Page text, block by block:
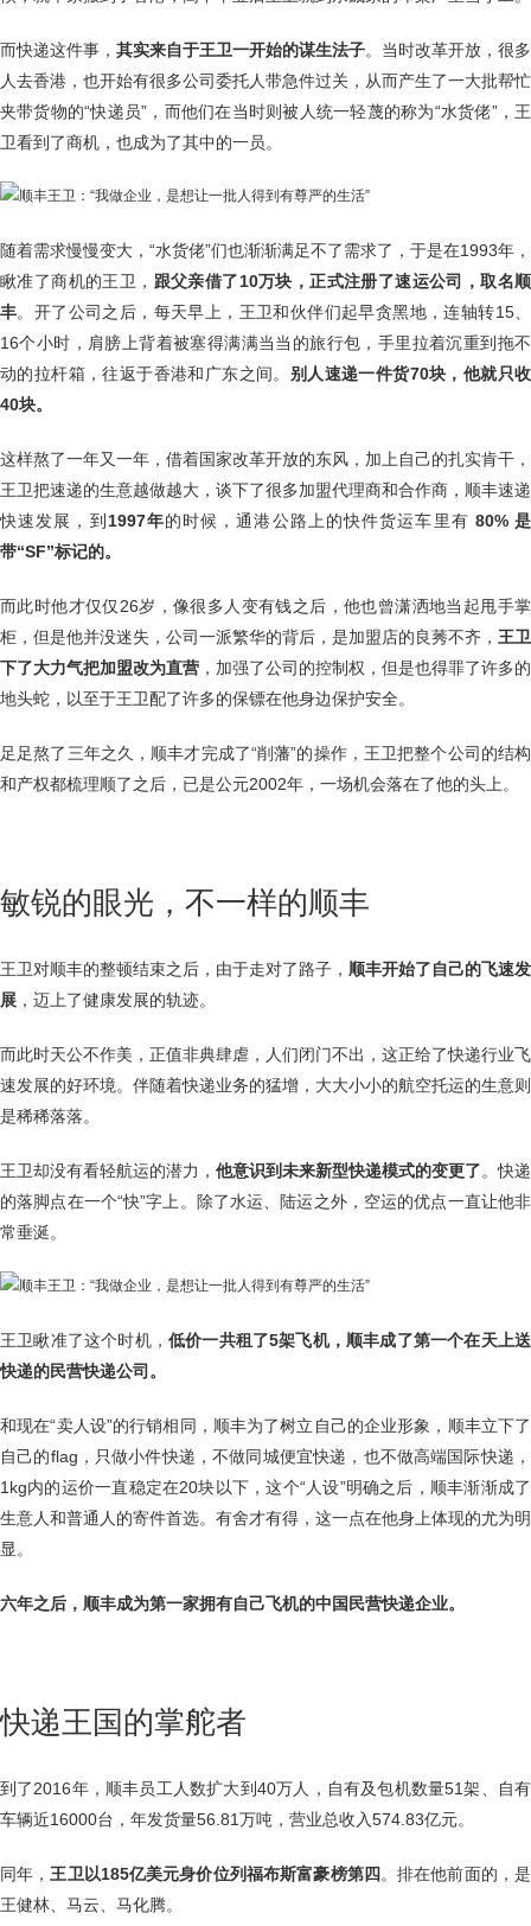
而快递这件事， 其实来自于王卫一开始的谋生法子。当时改革开放，很多
人去香港，也开始有很多公司委托人带急件过关，从而产生了一大批帮忙
夹带货物的“快递员”，而他们在当时则被人统一轻蔑的称为“水货佬”，王
卫看到了商机，也成为了其中的一员。
随着需求慢慢变大，“水货佬”们也渐渐满足不了需求了，于是在1993年，
瞅准了商机的王卫， 跟父亲借了10万块，正式注册了速运公司，取名顺
丰。开了公司之后，每天早上，王卫和伙伴们起早贪黑地，连轴转15、
16个小时，肩膀上背着被塞得满满当当的旅行包，手里拉着沉重到拖不
动的拉杆箱，往返于香港和广东之间。 别人速递一件货70块，他就只收
40块。
这样熬了一年又一年，借着国家改革开放的东风，加上自己的扎实肯干，
王卫把速递的生意越做越大，谈下了很多加盟代理商和合作商，顺丰速递
快速发展，到 1997年的时候，通港公路上的快件货运车里有 80% 是
带“SF”标记的。
而此时他才仅仅26岁，像很多人变有钱之后，他也曾潇洒地当起甩手掌
柜，但是他并没迷失，公司一派繁华的背后，是加盟店的良莠不齐， 王卫
下了大力气把加盟改为直营 ，加强了公司的控制权，但是也得罪了许多的
地头蛇，以至于王卫配了许多的保镖在他身边保护安全。
足足熬了三年之久，顺丰才完成了“削藩”的操作，王卫把整个公司的结构
和产权都梳理顺了之后，已是公元2002年，一场机会落在了他的头上。
敏锐的眼光，不一样的顺丰
王卫对顺丰的整顿结束之后，由于走对了路子， 顺丰开始了自己的飞速发
展 ，迈上了健康发展的轨迹。
而此时天公不作美，正值非典肆虐，人们闭门不出，这正给了快递行业飞
速发展的好环境。伴随着快递业务的猛增，大大小小的航空托运的生意则
是稀稀落落。
王卫却没有看轻航运的潜力， 他意识到未来新型快递模式的变更了。快递
的落脚点在一个“快”字上。除了水运、陆运之外，空运的优点一直让他非
常垂涎。
王卫瞅准了这个时机， 低价一共租了5架飞机，顺丰成了第一个在天上送
快递的民营快递公司。
和现在“卖人设”的行销相同，顺丰为了树立自己的企业形象，顺丰立下了
自己的flag，只做小件快递，不做同城便宜快递，也不做高端国际快递，
1kg内的运价一直稳定在20块以下，这个“人设”明确之后，顺丰渐渐成了
生意人和普通人的寄件首选。有舍才有得，这一点在他身上体现的尤为明
显。
六年之后，顺丰成为第一家拥有自己飞机的中国民营快递企业。
快递王国的掌舵者
到了2016年，顺丰员工人数扩大到40万人，自有及包机数量51架、自有
车辆近16000台，年发货量56.81万吨，营业总收入574.83亿元。
同年， 王卫以185亿美元身价位列福布斯富豪榜第四 。排在他前面的，是
王健林、马云、马化腾。